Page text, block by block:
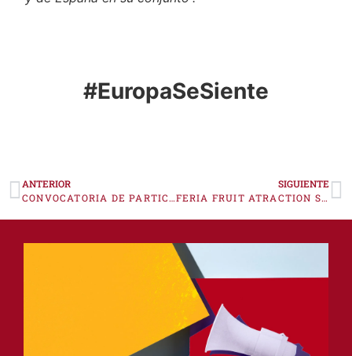
y de España en su conjunto”.
#EuropaSeSiente
ANTERIOR
CONVOCATORIA DE PARTICIPACIÓN EN EL PROGRAMA DE TRANSFORMACIÓN DIGITAL AVANZADA MEDIANTE INTELIGENCIA ARTIFICIAL E HIPERAUTOMATIZACIÓN
SIGUIENTE
FERIA FRUIT ATRACTION SAO PAULO 2026